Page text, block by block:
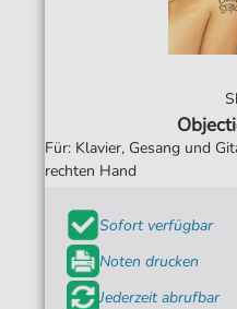
Für: Klavier, Gesang und
rechten Hand
Sofort verfügbar
Noten drucken
Jederzeit abrufbar